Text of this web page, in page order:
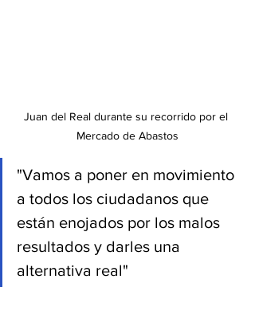
Juan del Real durante su recorrido por el
Mercado de Abastos
"Vamos a poner en movimiento
a todos los ciudadanos que
están enojados por los malos
resultados y darles una
alternativa real"